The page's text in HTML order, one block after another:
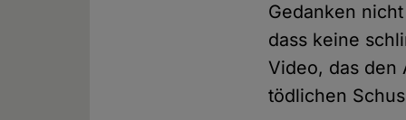
Gedanken
dass keine
Video, das den
tödlichen